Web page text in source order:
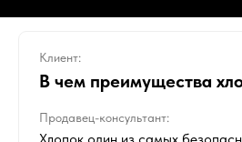
Клиент:
В чем преимущества
Продавец-консультант: